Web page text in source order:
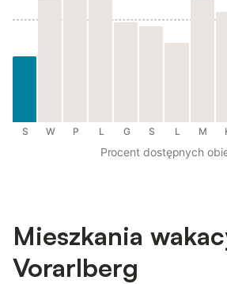
S W P L G S L M
Procent dostępnych
Mieszkania
Vorarlberg